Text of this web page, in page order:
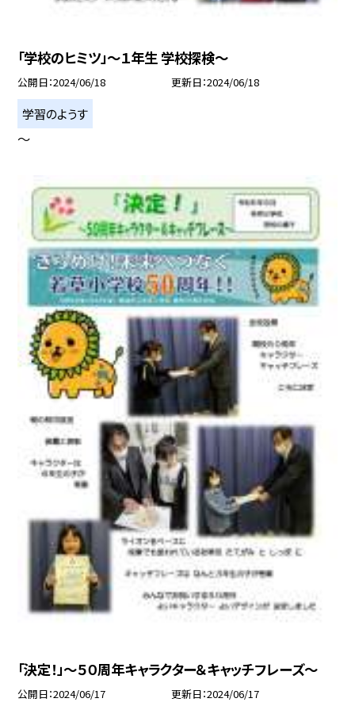
「学校のヒミツ」〜１年生 学校探検〜
公開日 2024/06/18 更新日 2024/06/18
学習のようす
〜
「決定！」〜５０周年キャラクター＆キャッチフレーズ〜
公開日 2024/06/17 更新日 2024/06/17